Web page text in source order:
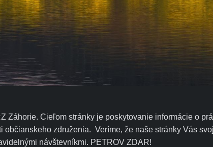
Záhorie. Cieľom stránky je poskytovanie informácie o
občianskeho združenia. Veríme, že naše stránky Vás
návštevníkmi. PETROV ZDAR!